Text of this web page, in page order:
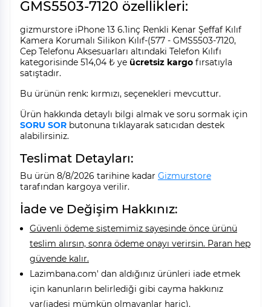
GMS5503-7120 özellikleri:
gizmurstore iPhone 13 6.1inç Renkli Kenar Şeffaf Kılıf
Kamera Korumalı Silikon Kılıf-(577 - GMS5503-7120,
Cep Telefonu Aksesuarları altındaki Telefon Kılıfı
kategorisinde 514,04 ₺ ye ücretsiz kargo fırsatıyla
satıştadır.
Bu ürünün renk: kırmızı, seçenekleri mevcuttur.
Ürün hakkında detaylı bilgi almak ve soru sormak için
SORU SOR butonuna tıklayarak satıcıdan destek
alabilirsiniz.
Teslimat Detayları:
Bu ürün 8/8/2026 tarihine kadar Gizmurstore
tarafından kargoya verilir.
İade ve Değişim Hakkınız:
Güvenli ödeme sistemimiz sayesinde önce ürünü
teslim alırsın, sonra ödeme onayı verirsin. Paran hep
güvende kalır.
Lazimbana.com' dan aldığınız ürünleri iade etmek
için kanunların belirlediği gibi cayma hakkınız
var(iadesi mümkün olmayanlar hariç).